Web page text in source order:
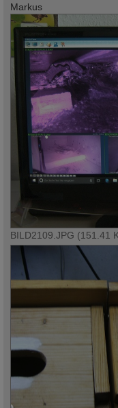
Markus
BILD2109.JPG (151.41